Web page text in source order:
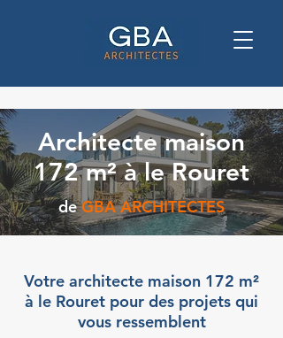
Architecte maison
172 m² à le Rouret
de GBA ARCHITECTES
Votre architecte maison 172 m²
à le Rouret pour des projets qui
vous ressemblent